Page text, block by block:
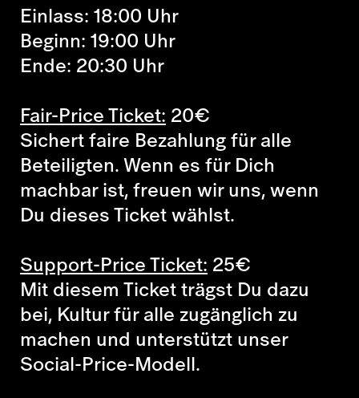
Einlass: 18:00 Uhr
Beginn: 19:00 Uhr
Ende: 20:30 Uhr
Fair-Price Ticket: 20€
Sichert faire Bezahlung für alle
Beteiligten. Wenn es für Dich
machbar ist, freuen wir uns, wenn
Du dieses Ticket wählst.
Support-Price Ticket: 25€
Mit diesem Ticket trägst Du dazu
bei, Kultur für alle zugänglich zu
machen und unterstützt unser
Social-Price-Modell.